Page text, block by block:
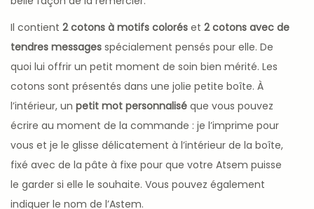
Il contient 2 cotons à motifs colorés et 2 cotons avec de
tendres messages spécialement pensés pour elle. De
quoi lui offrir un petit moment de soin bien mérité. Les
cotons sont présentés dans une jolie petite boîte. À
l’intérieur, un petit mot personnalisé que vous pouvez
écrire au moment de la commande : je l’imprime pour
vous et je le glisse délicatement à l’intérieur de la boîte,
fixé avec de la pâte à fixe pour que votre Atsem puisse
le garder si elle le souhaite. Vous pouvez également
indiquer le nom de l’Astem.